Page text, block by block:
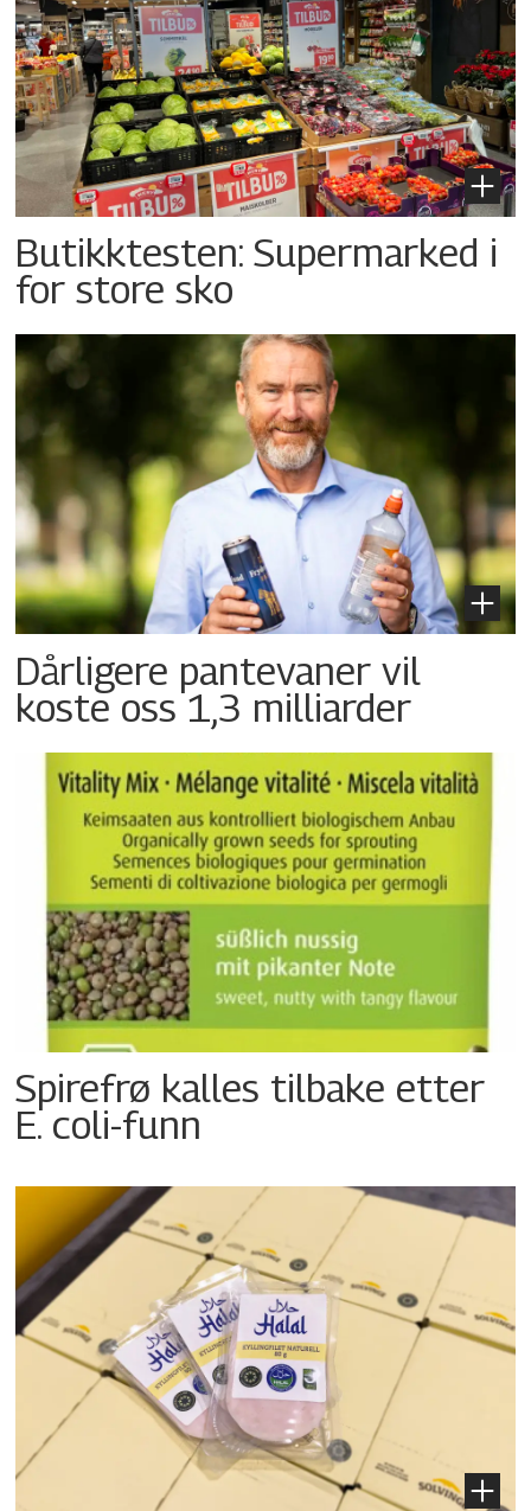
Butikktesten: Supermarked i
for store sko
Dårligere pantevaner vil
koste oss 1,3 milliarder
Spirefrø kalles tilbake etter
E. coli-funn